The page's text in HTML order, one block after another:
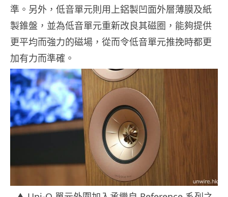
準。另外，低音單元則用上鋁製凹面外層薄膜及紙
製錐盤，並為低音單元重新改良其磁圈，能夠提供
更平均而強力的磁場，從而令低音單元推挽時都更
加有力而準確。